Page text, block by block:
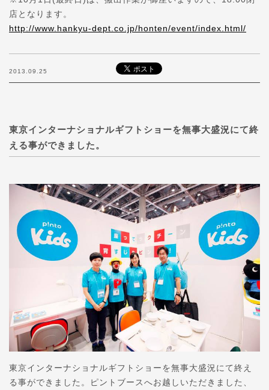
店となります。
http://www.hankyu-dept.co.jp/honten/event/index.html/
2013.09.25
東京インターナショナルギフトショーを無事大盛況にて終
える事ができました。
東京インターナショナルギフトショーを無事大盛況にて終え
る事ができました。ピントブースへお越しいただきました、